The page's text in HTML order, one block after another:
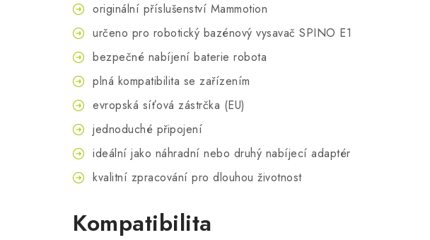
originální příslušenství Mammotion
určeno pro robotický bazénový vysavač SPINO E1
bezpečné nabíjení baterie robota
plná kompatibilita se zařízením
evropská síťová zástrčka (EU)
jednoduché připojení
ideální jako náhradní nebo druhý nabíjecí adaptér
kvalitní zpracování pro dlouhou životnost
Kompatibilita